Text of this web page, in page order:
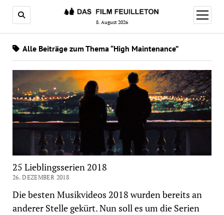
8. August 2026
Menü
öffnen
Alle Beiträge zum Thema “High Maintenance”
25 Lieblingsserien 2018
26. DEZEMBER 2018
Die besten Musikvideos 2018 wurden bereits an
anderer Stelle gekürt. Nun soll es um die Serien